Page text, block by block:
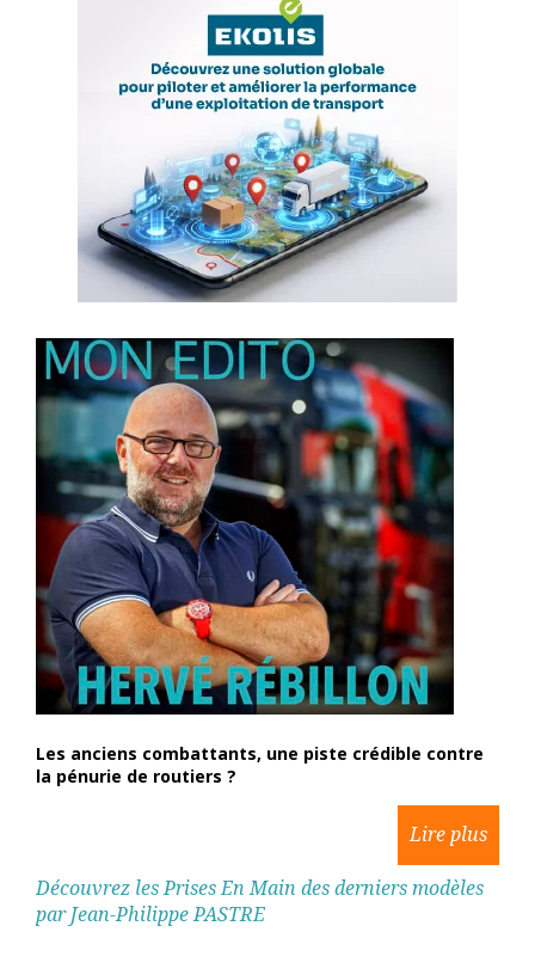
Les anciens combattants, une piste crédible contre
la pénurie de routiers ?
Découvrez les Prises En Main des derniers modèles
par Jean-Philippe PASTRE